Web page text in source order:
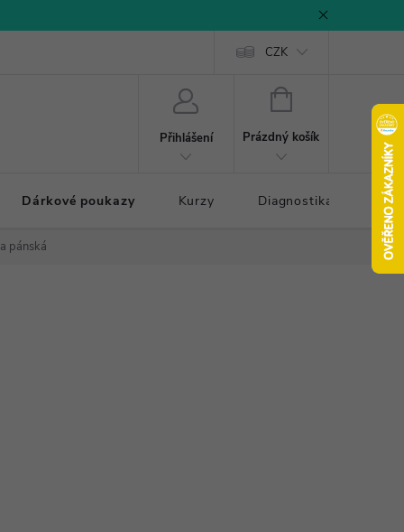
CZK
Přihlášení
NÁKUPNÍ
Prázdný košík
Dárkové poukazy Kurzy Diagnostika došlapu
pánská